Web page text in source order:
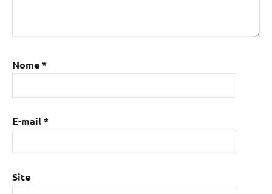
de
com
madeira
mesa
epoxi
mesa
Nome*
E-mail*
Site